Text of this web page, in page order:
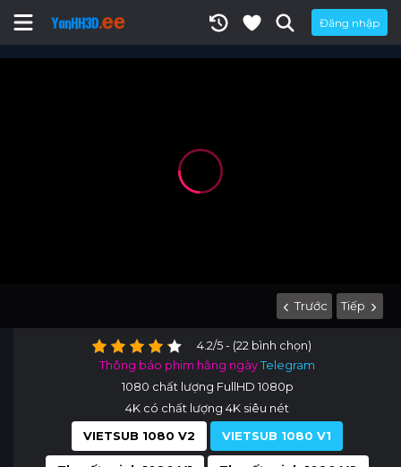
Đăng nhập
Trước Tiếp
4.2/5 - (22 bình chọn)
Thông báo phim hằng ngàyTelegram
1080 chất lượng FullHD 1080p
4K có chất lượng 4K siêu nét
VIETSUB 1080 V2
VIETSUB 1080 V1